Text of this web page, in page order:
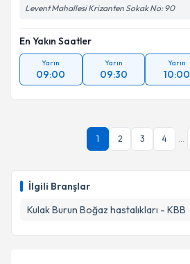
İlgili Branşlar
Kulak Burun Boğaz hastalıkları - KBB
Levent Mahallesi Krizanten Sokak No: 90
En Yakın Saatler
Yarın
09:00
Yarın
09:30
Yarın
10:00
1 2 3 4 ...